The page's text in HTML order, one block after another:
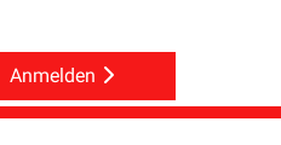
Anmelden